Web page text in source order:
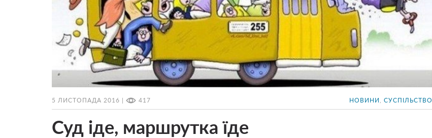
5 ЛИСТОПАДА 2016 | 417 НОВИНИ СУСПІЛЬСТВО
Суд іде, маршрутка їде